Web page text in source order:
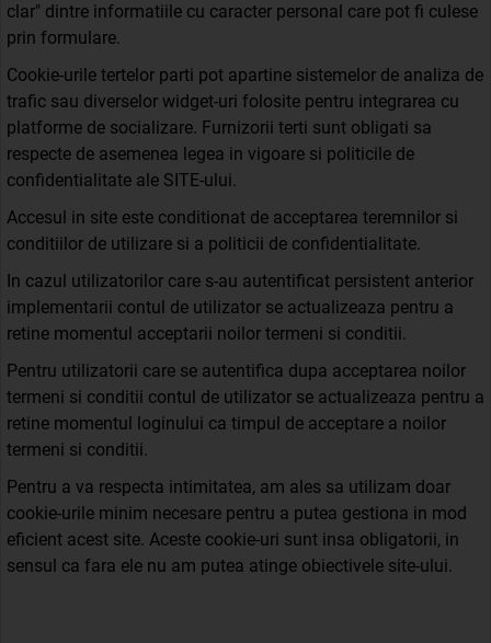
clar" dintre informatiile cu caracter personal care pot fi culese
prin formulare.
Cookie-urile tertelor parti pot apartine sistemelor de analiza de
trafic sau diverselor widget-uri folosite pentru integrarea cu
platforme de socializare. Furnizorii terti sunt obligati sa
respecte de asemenea legea in vigoare si politicile de
confidentialitate ale SITE-ului.
Accesul in site este conditionat de acceptarea teremnilor si
conditiilor de utilizare si a politicii de confidentialitate.
In cazul utilizatorilor care s-au autentificat persistent anterior
implementarii contul de utilizator se actualizeaza pentru a
retine momentul acceptarii noilor termeni si conditii.
Pentru utilizatorii care se autentifica dupa acceptarea noilor
termeni si conditii contul de utilizator se actualizeaza pentru a
retine momentul loginului ca timpul de acceptare a noilor
termeni si conditii.
Pentru a va respecta intimitatea, am ales sa utilizam doar
cookie-urile minim necesare pentru a putea gestiona in mod
eficient acest site. Aceste cookie-uri sunt insa obligatorii, in
sensul ca fara ele nu am putea atinge obiectivele site-ului.